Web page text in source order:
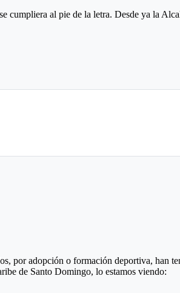
al pie de la letra. Desde ya la
por adopción o formación deportiva, han
de Santo Domingo, lo estamos viendo: